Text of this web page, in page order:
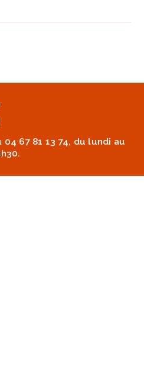
67 81 13 74, du lundi au